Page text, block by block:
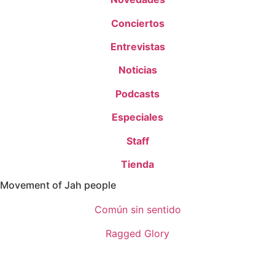
Conciertos
Entrevistas
Noticias
Podcasts
Especiales
Staff
Tienda
Movement of Jah people
Común sin sentido
Ragged Glory